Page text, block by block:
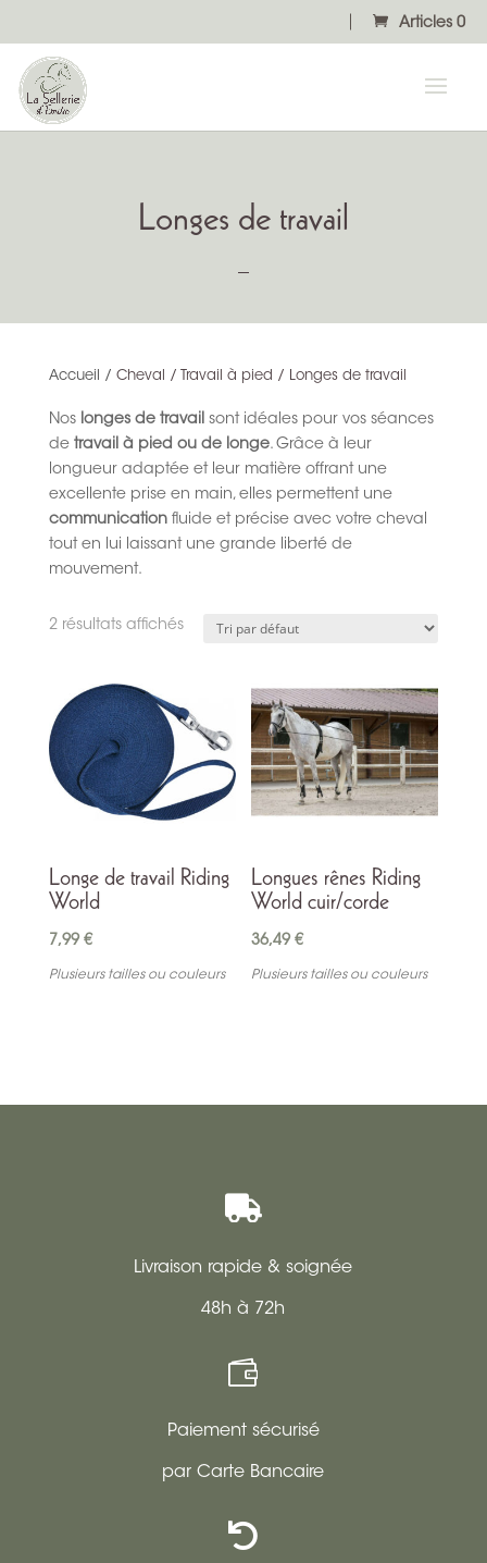
Articles 0
Longes de travail
Accueil / Cheval / Travail à pied / Longes de travail
Nos longes de travailsont idéales pour vos séances
de travail à pied ou de longe. Grâce à leur
longueur adaptée et leur matière offrant une
excellente prise en main, elles permettent une
communicationfluide et précise avec votre cheval
tout en lui laissant une grande liberté de
mouvement.
2 résultats affichés
Longe de travail Riding
World
7,99 €
Plusieurs tailles ou couleurs
Longues rênes Riding
World cuir/corde
36,49€
Plusieurs tailles ou couleurs

Livraison rapide & soignée
48h à 72h

Paiement sécurisé
par Carte Bancaire
